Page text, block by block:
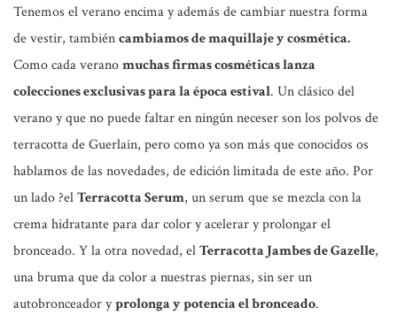
Tenemos el verano encima y además de cambiar nuestra forma
de vestir, tambiéncambiamos de maquillaje y cosmética.
Como cada veranomuchas firmas cosméticas lanza
colecciones exclusivas para la época estival. Un clásico del
verano y que no puede faltar en ningún neceser son los polvos de
terracotta de Guerlain, pero como ya son más que conocidos os
hablamos de las novedades, de edición limitada de este año. Por
un lado ?elTerracotta Serum, un serum que se mezcla con la
crema hidratante para dar color y acelerar y prolongar el
bronceado. Y la otra novedad, elTerracotta Jambes de Gazelle,
una bruma que da color a nuestras piernas, sin ser un
autobronceador yprolonga y potencia el bronceado.